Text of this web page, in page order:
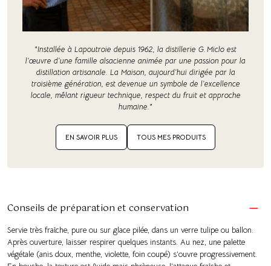
"Installée à Lapoutroie depuis 1962, la distillerie G. Miclo est
l’œuvre d’une famille alsacienne animée par une passion pour la
distillation artisanale. La Maison, aujourd’hui dirigée par la
troisième génération, est devenue un symbole de l’excellence
locale, mêlant rigueur technique, respect du fruit et approche
humaine."
EN SAVOIR PLUS TOUS MES PRODUITS
Conseils de préparation et conservation
Servie très fraîche, pure ou sur glace pilée, dans un verre tulipe ou ballon.
Après ouverture, laisser respirer quelques instants. Au nez, une palette
végétale (anis doux, menthe, violette, foin coupé) s’ouvre progressivement.